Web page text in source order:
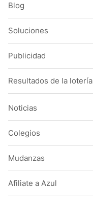
Blog
Soluciones
Publicidad
Resultados de la lotería
Noticias
Colegios
Mudanzas
Afiliate a Azul